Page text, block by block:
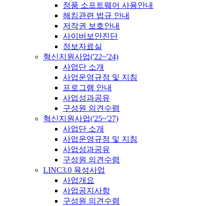
정품 소프트웨어 사용안내
해킹관련 법규 안내
저작권 보호안내
사이버보안진단
정보자료실
혁신지원사업('22~'24)
사업단 소개
사업운영규정 및 지침
프로그램 안내
사업성과공유
구성원 의견수렴
혁신지원사업('25~'27)
사업단 소개
사업운영규정 및 지침
사업성과공유
구성원 의견수렴
LINC3.0 육성사업
사업개요
사업공지사항
구성원 의견수렴